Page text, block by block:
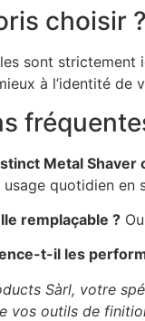
choisir ?
sont
à l’identité de
Metal
usage quotidien en
remplaçable ?
t-il les
Sàrl, votre
vos outils de